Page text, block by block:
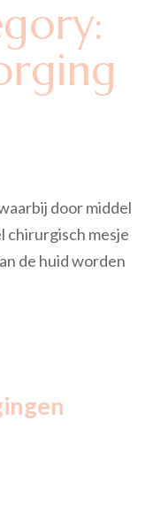
door middel
chirurgisch mesje
de huid worden